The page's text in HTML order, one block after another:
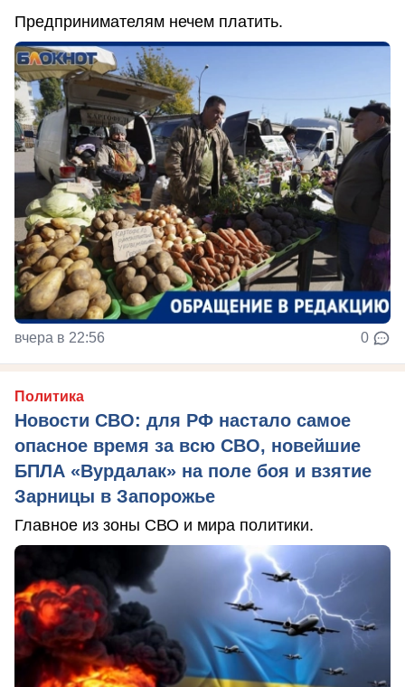
Предпринимателям нечем платить.
вчера в 22:56 0
Политика
Новости СВО: для РФ настало самое
опасное время за всю СВО, новейшие
БПЛА «Вурдалак» на поле боя и взятие
Зарницы в Запорожье
Главное из зоны СВО и мира политики.